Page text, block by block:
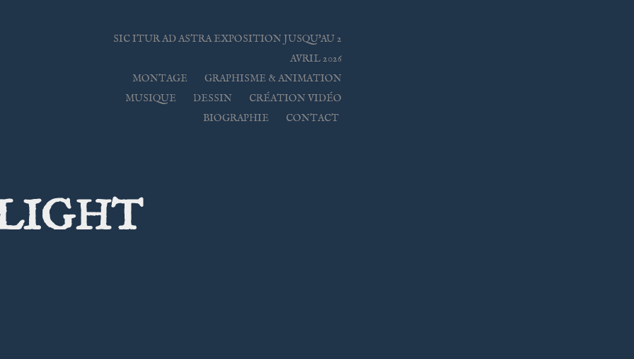
SIC ITUR AD ASTRA EXPOSITION JUSQU'AU 2
AVRIL 2026
MONTAGE
GRAPHISME & ANIMATION
MUSIQUE
DESSIN
CRÉATION VIDÉO
BIOGRAPHIE
CONTACT